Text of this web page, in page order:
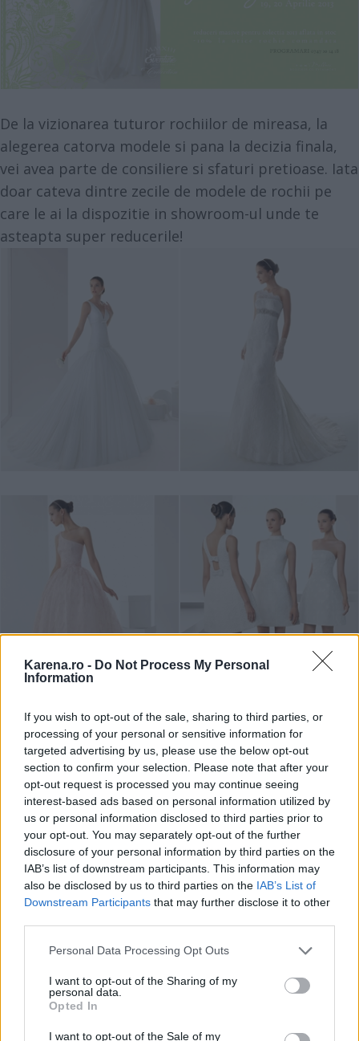
Karena.ro - Do Not Process My Personal
Information
If you wish to opt-out of the sale, sharing to third parties, or
processing of your personal or sensitive information for
targeted advertising by us, please use the below opt-out
section to confirm your selection. Please note that after your
opt-out request is processed you may continue seeing
interest-based ads based on personal information utilized by
us or personal information disclosed to third parties prior to
your opt-out. You may separately opt-out of the further
disclosure of your personal information by third parties on the
IAB’s list of downstream participants. This information may
also be disclosed by us to third parties on the IAB’s List of
Downstream Participants that may further disclose it to other
Please note that this website/app uses one or more Google
not limited to your visit or usage behaviour. You may click to
grant or deny consent to Google and its third-party tags to
use your data for below specified purposes in below Google
consent section.
Personal Data Processing Opt Outs
I want to opt-out of the Sharing of my
personal data.
Opted In
I want to opt-out of the Sale of my
De la vizionarea tuturor rochiilor de mireasa, la
alegerea catorva modele si pana la decizia finala,
vei avea parte de consiliere si sfaturi pretioase. Iata
doar cateva dintre zecile de modele de rochii pe
care le ai la dispozitie in showroom-ul unde te
asteapta super reducerile!
RosaClara
Rochii cu fuste voluminoase, rochii scurte, croiuri
stil sirena si aplicatii florale, tulle si satin de
matase, organza si dantela lucrata manual... toate
definesc colectiile de rochii de mireasa Rosa Clara si
AIRE Barcelona din 2013.